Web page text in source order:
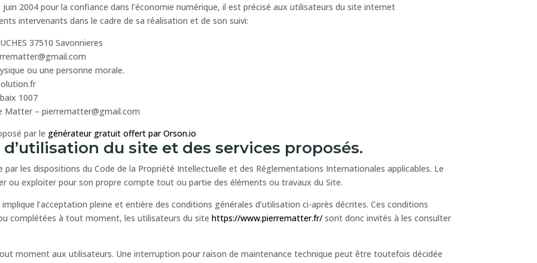
juin 2004 pour la confiance dans l’économie numérique, il est précisé aux utilisateurs du site internet
intervenants dans le cadre de sa réalisation et de son suivi:
37510 Savonnieres
ou une personne morale.
1007
Matter – pierrematter@gmail.com
par le générateur gratuit offert par Orson.io
du site et des services proposés.
les dispositions du Code de la Propriété Intellectuelle et des Réglementations Internationales applicables. Le
ou exploiter pour son propre compte tout ou partie des éléments ou travaux du Site.
implique l’acceptation pleine et entière des conditions générales d’utilisation ci-après décrites. Ces conditions
complétées à tout moment, les utilisateurs du sitehttps://www.pierrematter.fr/ sont donc invités à les consulter
moment aux utilisateurs. Une interruption pour raison de maintenance technique peut être toutefois décidée